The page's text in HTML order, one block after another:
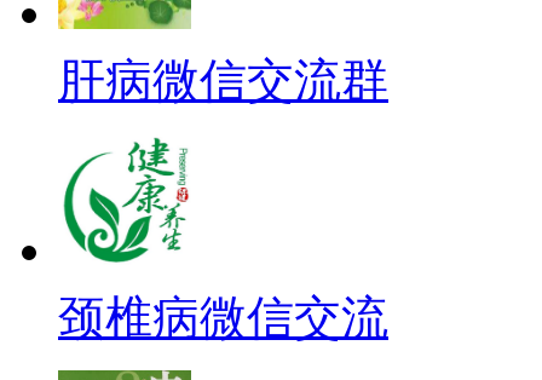
肝病微信交流群
颈椎病微信交流